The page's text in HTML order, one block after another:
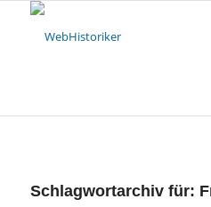
Schlagwortarchiv für: